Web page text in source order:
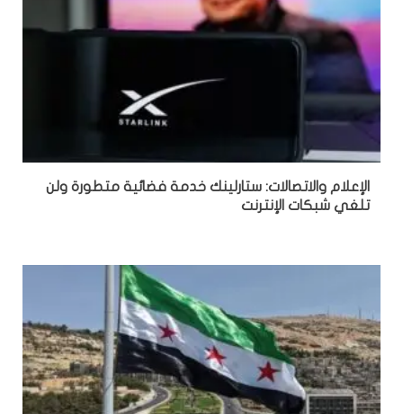
الإعلام والاتصالات: ستارلينك خدمة فضائية متطورة ولن
تلغي شبكات الإنترنت